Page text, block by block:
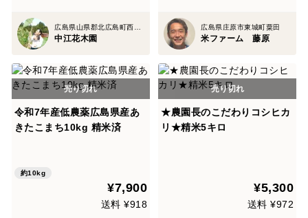
広島県山県郡北広島町西八幡原
中江花木園
広島県庄原市東城町粟田
米ファーム 藤原
令和7年産低農薬広島県産あ
きたこまち10kg 精米済
約10kg
¥7,900
送料 ¥918
★農園長のこだわりコシヒカ
リ★精米5キロ
¥5,300
送料 ¥972